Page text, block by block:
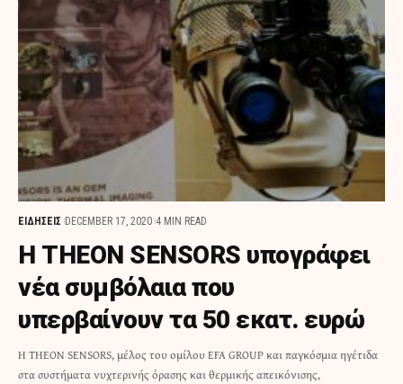
ΕΙΔΗΣΕΙΣ DECEMBER 17, 2020 4 MIN READ
Η THEON SENSORS υπογράφει
νέα συμβόλαια που
υπερβαίνουν τα 50 εκατ. ευρώ
Η THEON SENSORS, μέλος του ομίλου EFA GROUP και παγκόσμια ηγέτιδα
στα συστήματα νυχτερινής όρασης και θερμικής απεικόνισης,